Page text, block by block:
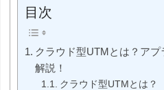
目次
クラウド型UTMとは？ア
解説！
クラウド型UTMとは？